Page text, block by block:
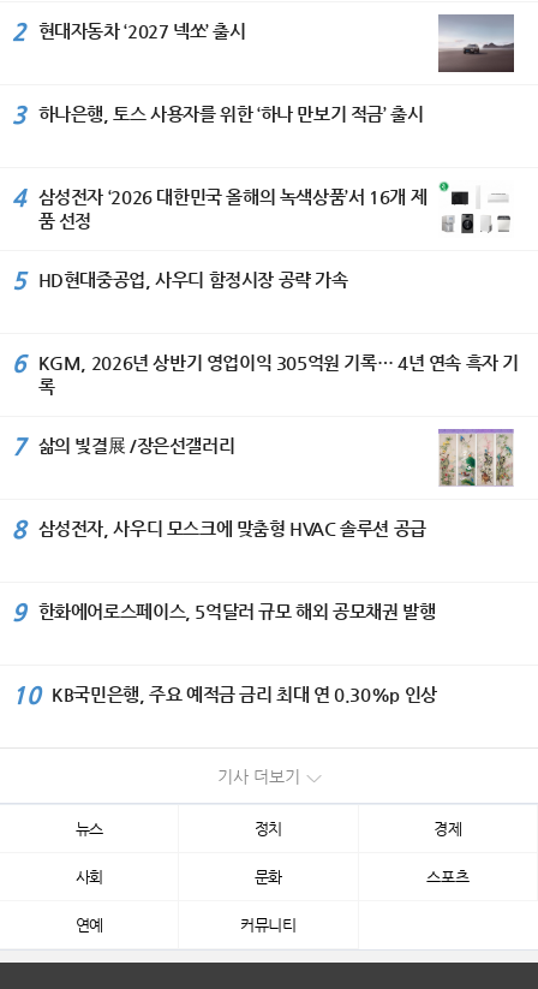
2 현대자동차 ‘2027 넥쏘’ 출시
3 하나은행, 토스 사용자를 위한 ‘하나 만보기 적금’ 출시
4
삼성전자 ‘2026 대한민국 올해의 녹색상품’서 16개 제
품 선정
5 HD현대중공업, 사우디 함정시장 공략 가속
6
KGM, 2026년 상반기 영업이익 305억원 기록… 4년 연속 흑자 기
록
7 삶의 빛결展 /장은선갤러리
8 삼성전자, 사우디 모스크에 맞춤형 HVAC 솔루션 공급
9 한화에어로스페이스, 5억달러 규모 해외 공모채권 발행
10 KB국민은행, 주요 예적금 금리 최대 연 0.30%p 인상
기사 더보기
뉴스 정치 경제
사회 문화 스포츠
연예 커뮤니티